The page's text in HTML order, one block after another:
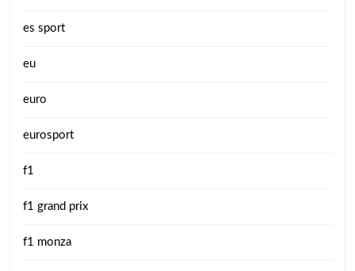
es sport
eu
euro
eurosport
f1
f1 grand prix
f1 monza